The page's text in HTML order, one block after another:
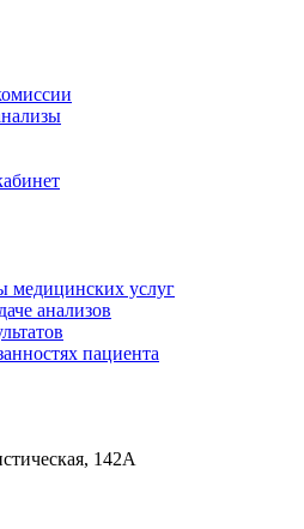
медицинских услуг
анализов
пациента
142А